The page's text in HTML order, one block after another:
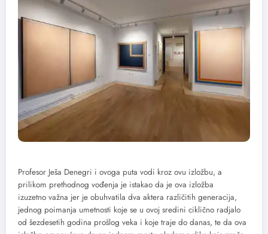
Profesor Ješa Denegri i ovoga puta vodi kroz ovu izložbu, a
prilikom prethodnog vođenja je istakao da je ova izložba
izuzetno važna jer je obuhvatila dva aktera različitih generacija,
jednog poimanja umetnosti koje se u ovoj sredini ciklično radjalo
od šezdesetih godina prošlog veka i koje traje do danas, te da ova